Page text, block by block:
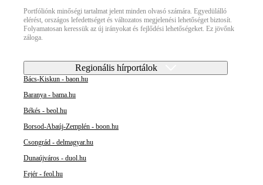
Portfóliónk minőségi tartalmat jelent minden olvasó számára. Egyedülálló
elérést, országos lefedettséget és változatos megjelenési lehetőséget biztosít.
Folyamatosan keressük az új irányokat és fejlődési lehetőségeket. Ez jövőnk
záloga.
Regionális hírportálok
Bács-Kiskun - baon.hu
Baranya - bama.hu
Békés - beol.hu
Borsod-Abaúj-Zemplén - boon.hu
Csongrád - delmagyar.hu
Dunaújváros - duol.hu
Fejér - feol.hu